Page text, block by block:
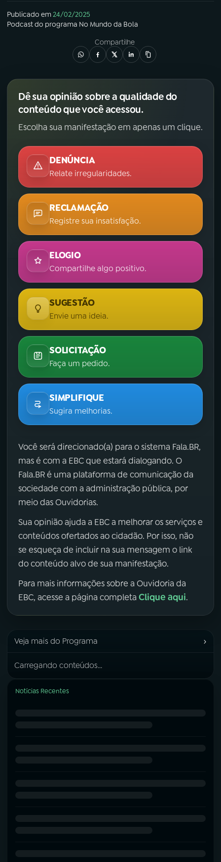
Publicado em24/02/2025
Podcastdo programa No Mundo da Bola
Compartilhe
Dê sua opinião sobre a qualidade do
conteúdo que você acessou.
Escolha sua manifestação em apenas um clique.
DENÚNCIA
Relate irregularidades.
RECLAMAÇÃO
Registre sua insatisfação.
ELOGIO
Compartilhe algo positivo.
SUGESTÃO
Envie uma ideia.
SOLICITAÇÃO
Faça um pedido.
SIMPLIFIQUE
Sugira melhorias.
Você será direcionado(a) para o sistema Fala.BR,
mas é com a EBC que estará dialogando. O
Fala.BR é uma plataforma de comunicação da
sociedade com a administração pública, por
meio das Ouvidorias.
Sua opinião ajuda a EBC a melhorar os serviços e
conteúdos ofertados ao cidadão. Por isso, não
se esqueça de incluir na sua mensagem o link
do conteúdo alvo de sua manifestação.
Para mais informações sobre a Ouvidoria da
EBC, acesse a página completa Clique aqui.
Veja mais do Programa ›
Carregando conteúdos...
Notícias Recentes